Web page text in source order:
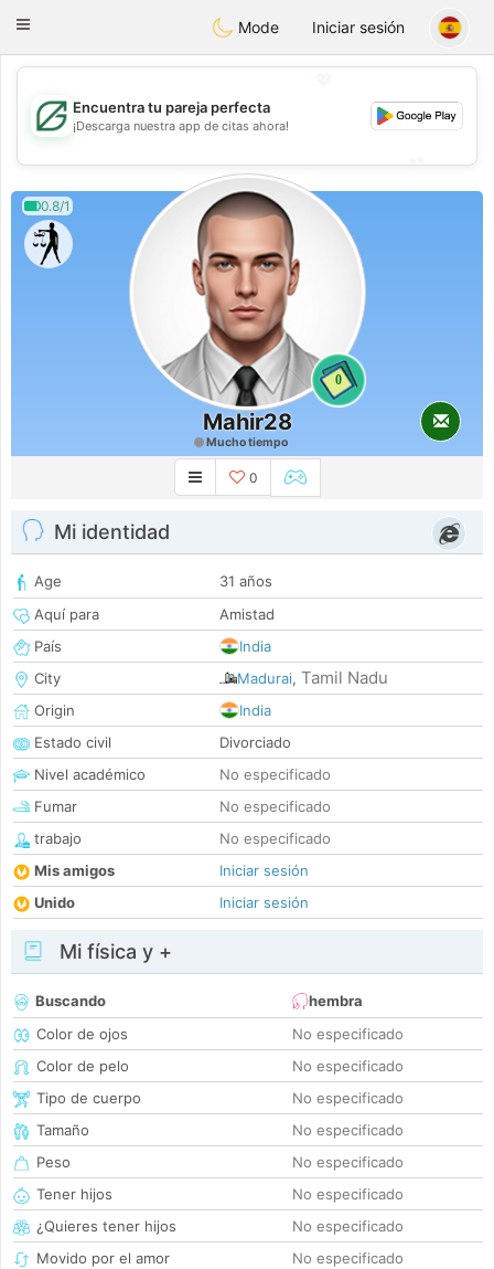
GulfDating
Toggle
Mode Iniciar sesión
💖
💕
Encuentra tu pareja perfecta
¡Descarga nuestra app de citas ahora!
0.8/1
0
Mahir28
Mucho tiempo
0
Mi identidad
Age
31 años
Aquí para
Amistad
País
India
City
Madurai, Tamil Nadu
Origin
India
Estado civil
Divorciado
Nivel académico
No especificado
Fumar
No especificado
trabajo
No especificado
Mis amigos
Iniciar sesión
Unido
Iniciar sesión
Mi física y +
Buscando
hembra
Color de ojos
No especificado
Color de pelo
No especificado
Tipo de cuerpo
No especificado
Tamaño
No especificado
Peso
No especificado
Tener hijos
No especificado
¿Quieres tener hijos
No especificado
Movido por el amor
No especificado